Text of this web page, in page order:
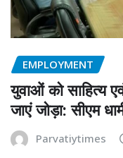
EMPLOYMENT
युवाओं को साहित्य
जाएं जोड़ा: सीएम
Parvatiytimes